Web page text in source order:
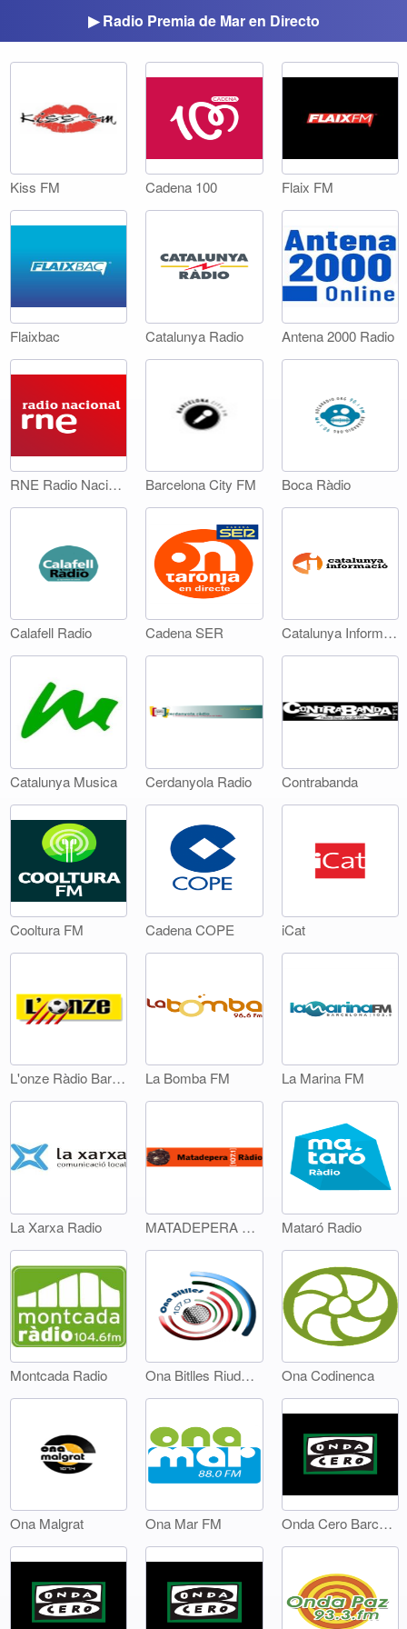
▶ Radio Premia de Mar en Directo
Kiss FM Cadena 100 Flaix FM
Flaixbac Catalunya Radio Antena 2000 Radio
RNE Radio Nacional Barcelona City FM Boca Ràdio
Calafell Radio Cadena SER Catalunya Informació
Catalunya Musica Cerdanyola Radio Contrabanda
Cooltura FM Cadena COPE iCat
L'onze Ràdio Barcelona La Bomba FM La Marina FM
La Xarxa Radio MATADEPERA RÀDIO Mataró Radio
Montcada Radio Ona Bitlles Riudebitlles Ona Codinenca
Ona Malgrat Ona Mar FM Onda Cero Barcelona